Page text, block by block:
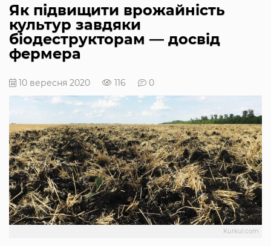
Як підвищити врожайність
культур завдяки
біодеструкторам — досвід
фермера
10 вересня 2020 116 0
Kurkul.com